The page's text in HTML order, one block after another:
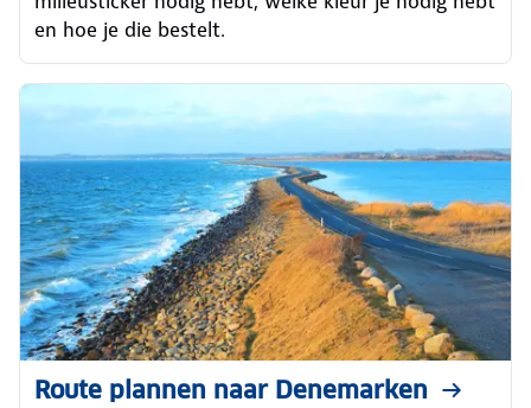
en hoe je die bestelt.
Route plannen naar Denemarken